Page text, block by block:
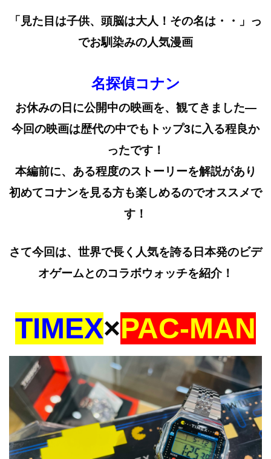
「見た目は子供、頭脳は大人！その名は・・」っ
でお馴染みの人気漫画
名探偵コナン
お休みの日に公開中の映画を、観てきました—
今回の映画は歴代の中でもトップ3に入る程良か
ったです！
本編前に、ある程度のストーリーを解説があり
初めてコナンを見る方も楽しめるのでオススメで
す！
さて今回は、世界で長く人気を誇る日本発のビデ
オゲームとのコラボウォッチを紹介！
TIMEX×PAC-MAN